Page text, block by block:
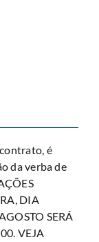
é
da verba de
DIA
SERÁ
VEJA